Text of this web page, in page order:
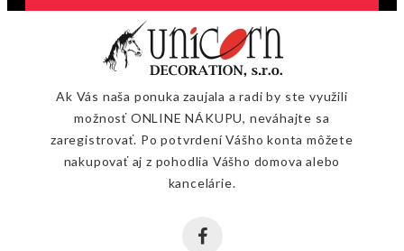
Ak Vás naša ponuka zaujala a radi by ste využili
možnosť ONLINE NÁKUPU, neváhajte sa
zaregistrovať. Po potvrdení Vášho konta môžete
nakupovať aj z pohodlia Vášho domova alebo
kancelárie.